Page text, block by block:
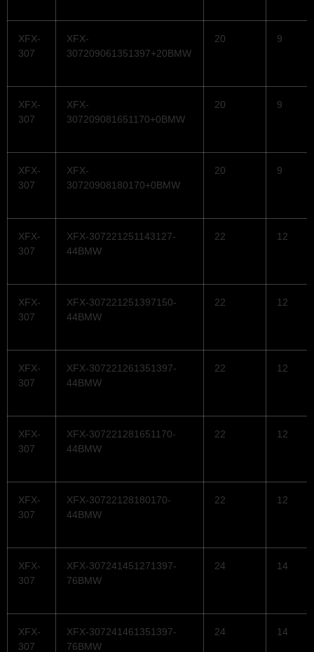
XFX-
307
XFX-
307209061351397+20BMW
20 9
XFX-
307
XFX-
307209081651170+0BMW
20 9
XFX-
307
XFX-
30720908180170+0BMW
20 9
XFX-
307
XFX-307221251143127-
44BMW
22 12
XFX-
307
XFX-307221251397150-
44BMW
22 12
XFX-
307
XFX-307221261351397-
44BMW
22 12
XFX-
307
XFX-307221281651170-
44BMW
22 12
XFX-
307
XFX-30722128180170-
44BMW
22 12
XFX-
307
XFX-307241451271397-
76BMW
24 14
XFX-
307
XFX-307241461351397-
76BMW
24 14